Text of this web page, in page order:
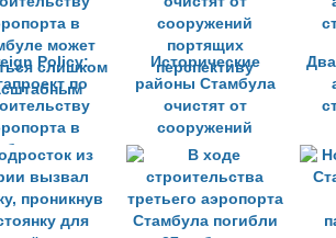
Policy:
по
в
может
слишком
Исторические
районы Стамбула
очистят от
сооружений
портящих
перспективу